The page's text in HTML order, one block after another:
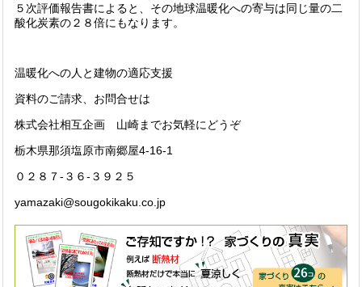
５次評価報告書によると、その地球温暖化への寄与は同じ量の二
酸化炭素の２８倍にもなります。
温暖化への人と建物の適応支援
資料のご請求、お問合せは
株式会社相互企画 山崎までお気軽にどうぞ
栃木県那須塩原市南郷屋4-16-1
０２８７-３６-３９２５
yamazaki@sougokikaku.co.jp